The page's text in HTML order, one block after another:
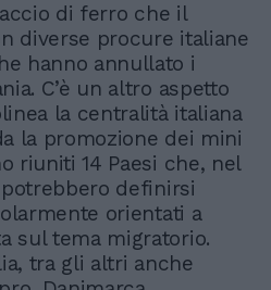
di ferro che il
diverse procure italiane
hanno annullato i
C’è un altro aspetto
la centralità italiana
la promozione dei mini
riuniti 14 Paesi che, nel
definirsi
orientati a
sul tema migratorio.
tra gli altri anche